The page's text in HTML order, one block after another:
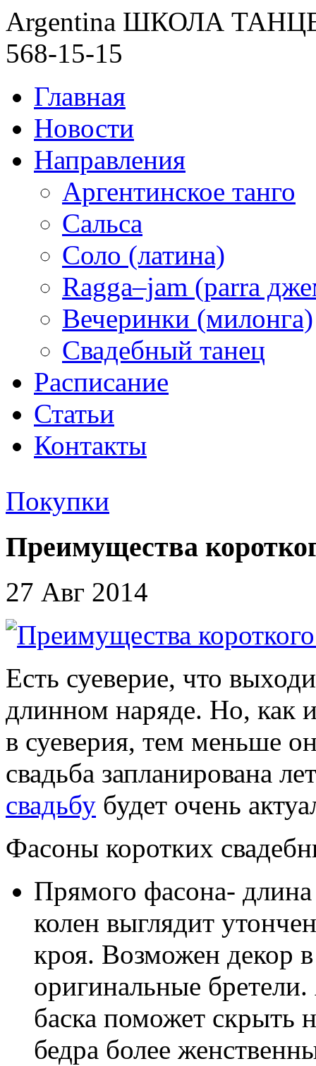
Argentina ШКОЛА
568-15-15
Главная
Новости
Направления
Аргентинское танго
Сальса
Соло (латина)
Ragga–jam (parra
Вечеринки (милонга)
Свадебный танец
Расписание
Статьи
Контакты
Покупки
Преимущества
27 Авг 2014
Есть суеверие, что
длинном наряде. Но, как
в суеверия, тем меньше
свадьба запланирована
свадьбу будет очень
Фасоны коротких
Прямого фасона-
колен выглядит
кроя. Возможен декор
оригинальные бретели.
баска поможет скрыть
бедра более